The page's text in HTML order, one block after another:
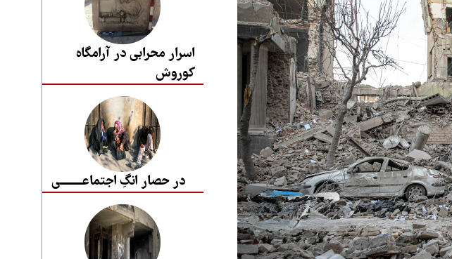
اسرار محرابی در آرامگاه
کوروش
در حصار انگِ اجتماعــــــــی